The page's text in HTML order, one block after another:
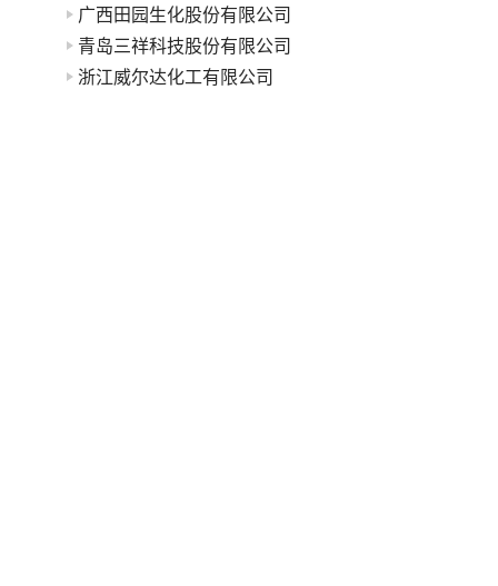
广西田园生化股份有限公司
青岛三祥科技股份有限公司
浙江威尔达化工有限公司